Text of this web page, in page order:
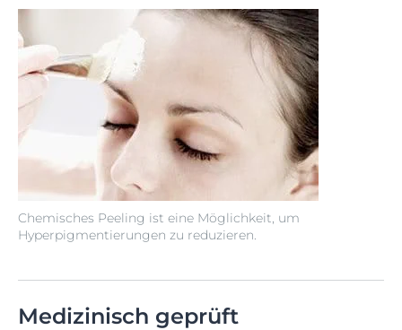
Chemisches Peeling ist eine Möglichkeit, um
Hyperpigmentierungen zu reduzieren.
Medizinisch geprüft